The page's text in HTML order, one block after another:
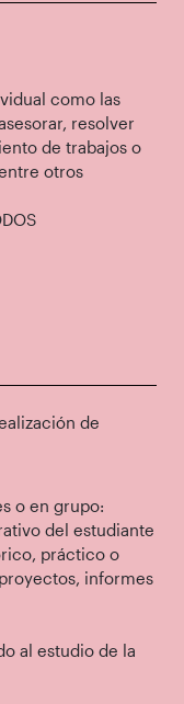
como las
resolver
de trabajos o
otros
de
o en grupo:
del estudiante
práctico o
informes
al estudio de la